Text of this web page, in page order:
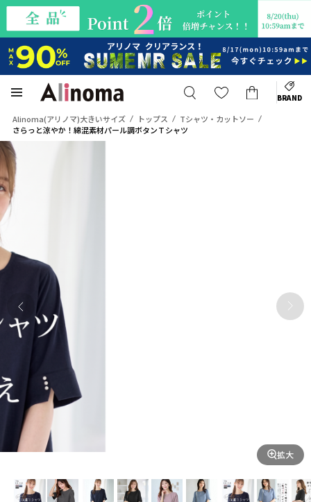
BRAND
Alinoma(アリノマ)大きいサイズ トップス
Tシャツ・カットソー
さらっと涼やか！綿混素材パール調ボタンＴシャツ
拡大